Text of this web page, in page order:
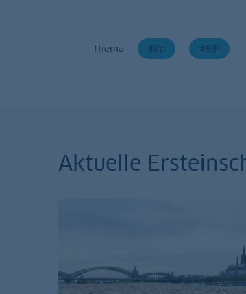
Thema ifo BIP
Aktuelle